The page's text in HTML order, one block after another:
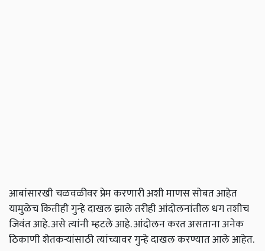
आबांसारखी चळवळीवर प्रेम करणारी अशी माणस सोबत आहेत
यामुळेच कितीही गुन्हे दाखल झाले तरीही आंदोलनांतील धग तशीच
जिवंत आहे. असे त्यांनी म्हटले आहे. आंदोलन करत असताना अनेक
ठिकाणी शेतकऱ्यांसाठी त्यांच्यावर गुन्हे दाखल करण्यात आले आहेत.